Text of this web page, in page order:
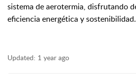
sistema de aerotermia, disfrutando
eficiencia energética y sostenibilidad.
Updated: 1 year ago